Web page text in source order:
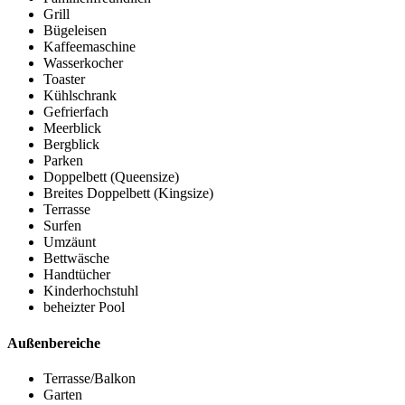
Grill
Bügeleisen
Kaffeemaschine
Wasserkocher
Toaster
Kühlschrank
Gefrierfach
Meerblick
Bergblick
Parken
Doppelbett (Queensize)
Breites Doppelbett (Kingsize)
Terrasse
Surfen
Umzäunt
Bettwäsche
Handtücher
Kinderhochstuhl
beheizter Pool
Außenbereiche
Terrasse/Balkon
Garten